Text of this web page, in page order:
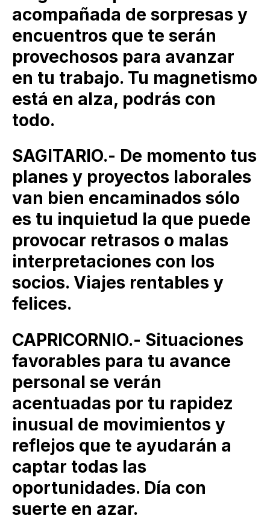
acompañada de sorpresas y
encuentros que te serán
provechosos para avanzar
en tu trabajo. Tu magnetismo
está en alza, podrás con
todo.
SAGITARIO.- De momento tus
planes y proyectos laborales
van bien encaminados sólo
es tu inquietud la que puede
provocar retrasos o malas
interpretaciones con los
socios. Viajes rentables y
felices.
CAPRICORNIO.- Situaciones
favorables para tu avance
personal se verán
acentuadas por tu rapidez
inusual de movimientos y
reflejos que te ayudarán a
captar todas las
oportunidades. Día con
suerte en azar.